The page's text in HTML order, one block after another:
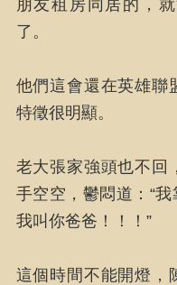
朋友租房同居的，
了。
他們這會還在英雄聯
特徵很明顯。
老大張家強頭也不回
手空空，鬱悶道：“
我叫你爸爸！！！”
這個時間不能開燈，